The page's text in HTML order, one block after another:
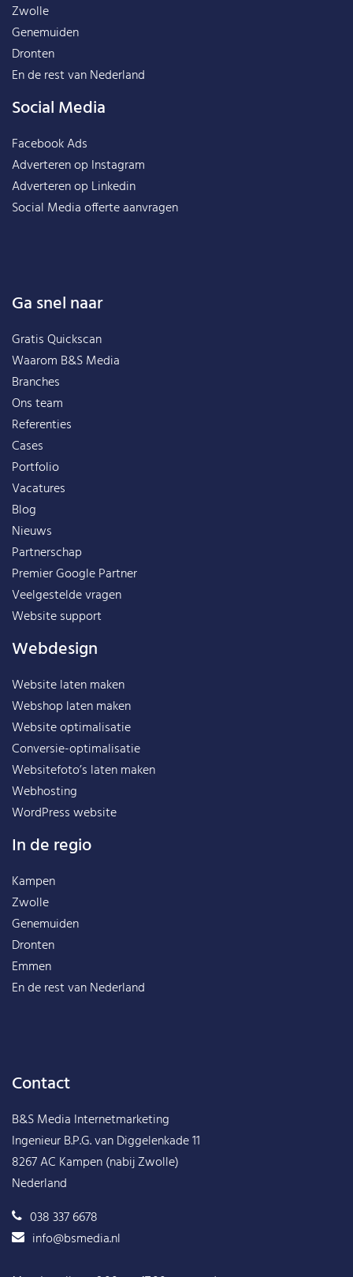
Zwolle
Genemuiden
Dronten
En de rest vanNederland
Social Media
Facebook Ads
Adverteren op Instagram
Adverteren op Linkedin
Social Media offerte aanvragen
Ga snel naar
Gratis Quickscan
Waarom B&S Media
Branches
Ons team
Referenties
Cases
Portfolio
Vacatures
Blog
Nieuws
Partnerschap
Premier Google Partner
Veelgestelde vragen
Website support
Webdesign
Website laten maken
Webshop laten maken
Website optimalisatie
Conversie-optimalisatie
Websitefoto’s laten maken
Webhosting
WordPress website
In de regio
Kampen
Zwolle
Genemuiden
Dronten
Emmen
En de rest vanNederland
Contact
B&S Media Internetmarketing
Ingenieur B.P.G. van Diggelenkade 11
8267 AC Kampen (nabij Zwolle)
Nederland
038 337 6678
info@bsmedia.nl